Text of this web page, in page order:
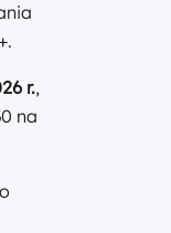
r.,
na